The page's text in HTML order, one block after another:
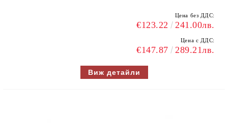
Цена без ДДС:
€123.22 241.00лв.
Цена с ДДС:
€147.87 289.21лв.
Виж детайли